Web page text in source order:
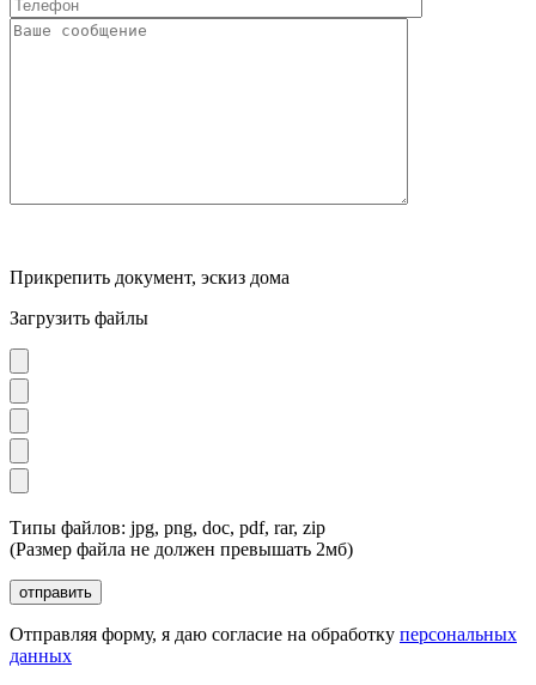
Прикрепить документ, эскиз дома
Загрузить файлы
Типы файлов: jpg, png, doc, pdf, rar, zip
(Размер файла не должен превышать 2мб)
Отправляя форму, я даю согласие на обработку персональных
данных